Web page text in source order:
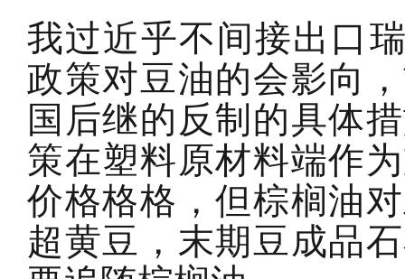
我过近乎不间接出口
政策对豆油的会影向
国后继的反制的具体
策在塑料原材料端作
价格格格，但棕榈油
超黄豆，末期豆成品